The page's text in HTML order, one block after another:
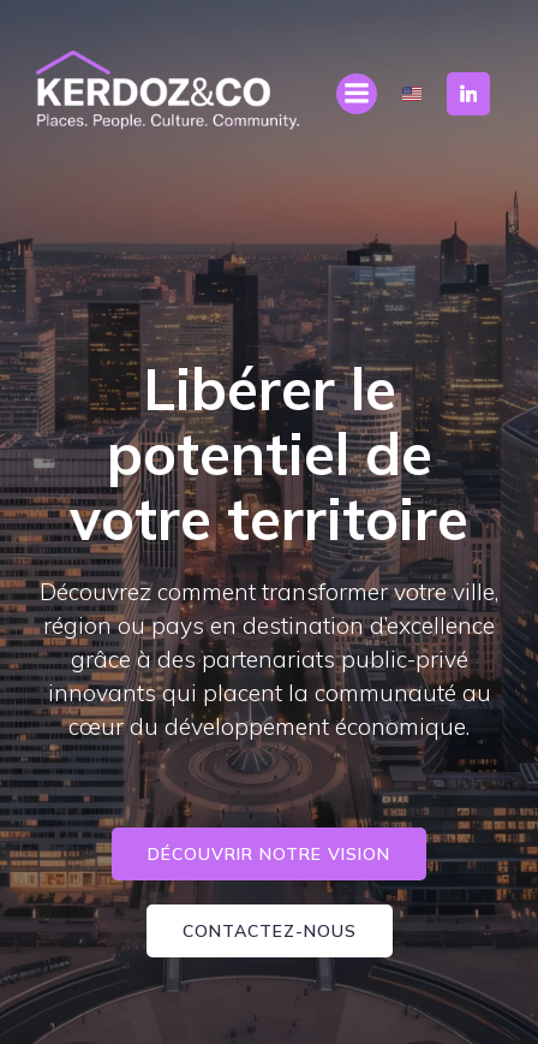
Libérer le
potentiel de
votre territoire
Découvrez comment transformer votre ville,
région ou pays en destination d’excellence
grâce à des partenariats public-privé
innovants qui placent la communauté au
cœur du développement économique.
DÉCOUVRIR NOTRE VISION
CONTACTEZ-NOUS